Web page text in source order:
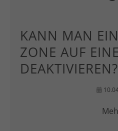
KANN MAN
ZONE AUF
DEAKTIVIEREN?